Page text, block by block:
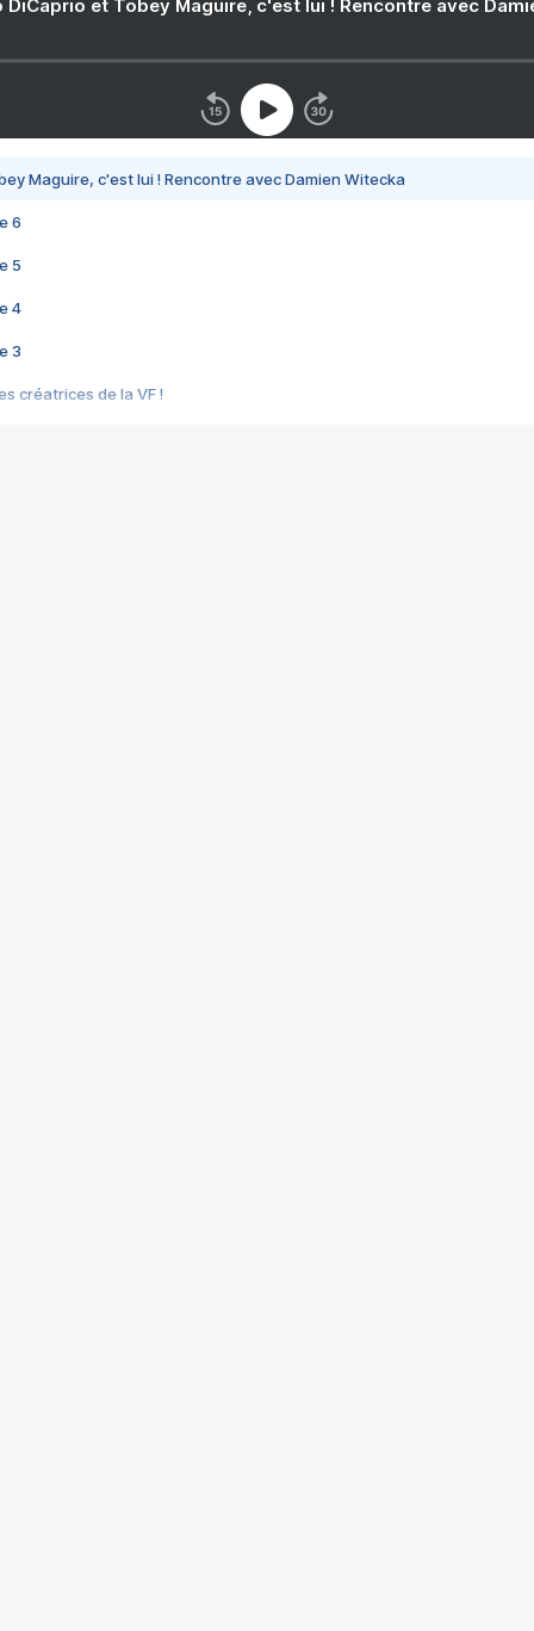
DiCaprio et Tobey Maguire, c'est lui ! Rencontre avec
Maguire, c'est lui ! Rencontre avec Damien Witecka
6
5
4
3
créatrices de la VF !